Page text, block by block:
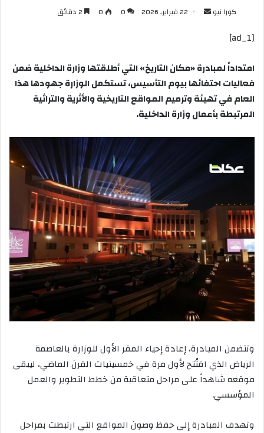
كورا نيو
أرسل 22 فبراير، 2026 0
0
[ad_1]
امتداداً لمبادرة «مكان التاريخ» التي أطلقتها وزارة الداخلية ضمن
فعاليات احتفائها بيوم التأسيس، تستكمل الوزارة جهودها هذا
العام في تهيئة وترميم المواقع التاريخية والأثرية والتراثية
المرتبطة بأعمال وزارة الداخلية.
وتتضمن المبادرة، إعادة إحياء المقر الأول للوزارة بالعاصمة
الرياض الذي افتُتح لأول مرة في خمسينيات القرن الماضي، ليبقى
موقعه شاهداً على مراحل متعاقبة من خطط التطوير والعمل
المؤسسي.
وتهدف المبادرة إلى حفظ وصون المواقع التي ارتبطت بمراحل